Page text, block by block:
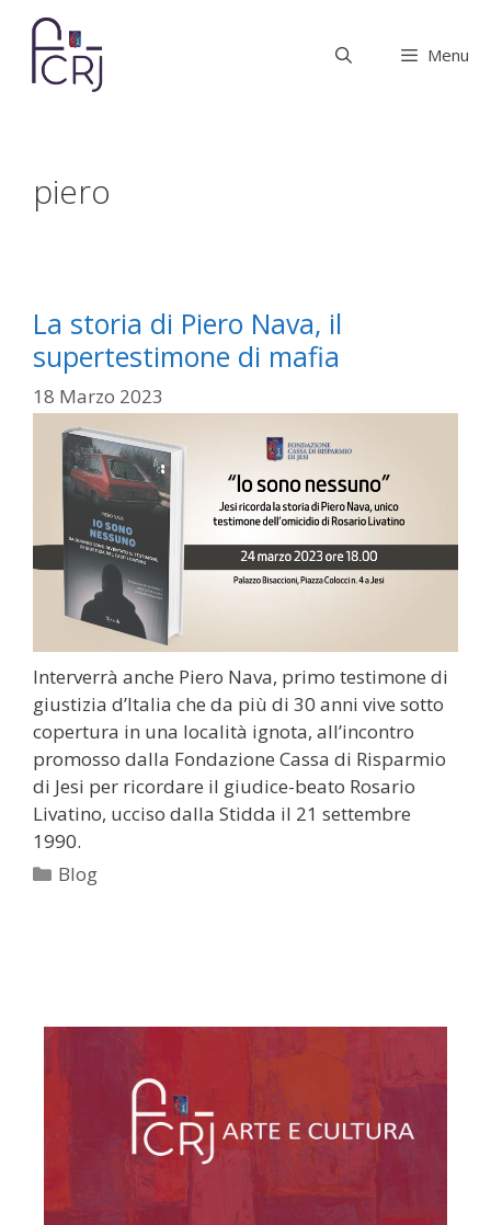
contenuto
Menu
piero
La storia di Piero Nava, il
supertestimone di mafia
18 Marzo 2023
Interverrà anche Piero Nava, primo testimone di
giustizia d’Italia che da più di 30 anni vive sotto
copertura in una località ignota, all’incontro
promosso dalla Fondazione Cassa di Risparmio
di Jesi per ricordare il giudice-beato Rosario
Livatino, ucciso dalla Stidda il 21 settembre
1990.
Categorie
Blog